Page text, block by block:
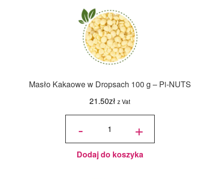
Masło Kakaowe w Dropsach 100 g – Pi-NUTS
21.50zł z Vat
-
ilość
w
Dropsach
100 g –
Pi-NUTS +
Dodaj do koszyka